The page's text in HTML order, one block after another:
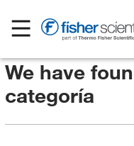
We have
categoría